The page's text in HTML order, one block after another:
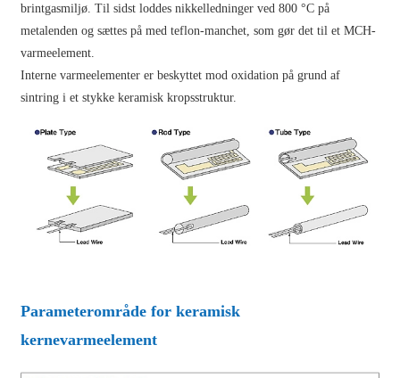
brintgasmiljø. Til sidst loddes nikkelledninger ved 800 °C på
metalenden og sættes på med teflon-manchet, som gør det til et MCH-
varmeelement.
Interne varmeelementer er beskyttet mod oxidation på grund af
sintring i et stykke keramisk kropsstruktur.
Parameterområde for keramisk
kernevarmeelement